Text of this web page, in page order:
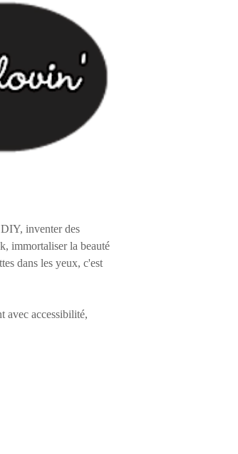
inventer des
immortaliser la beauté
dans les yeux, c'est
avec accessibilité,